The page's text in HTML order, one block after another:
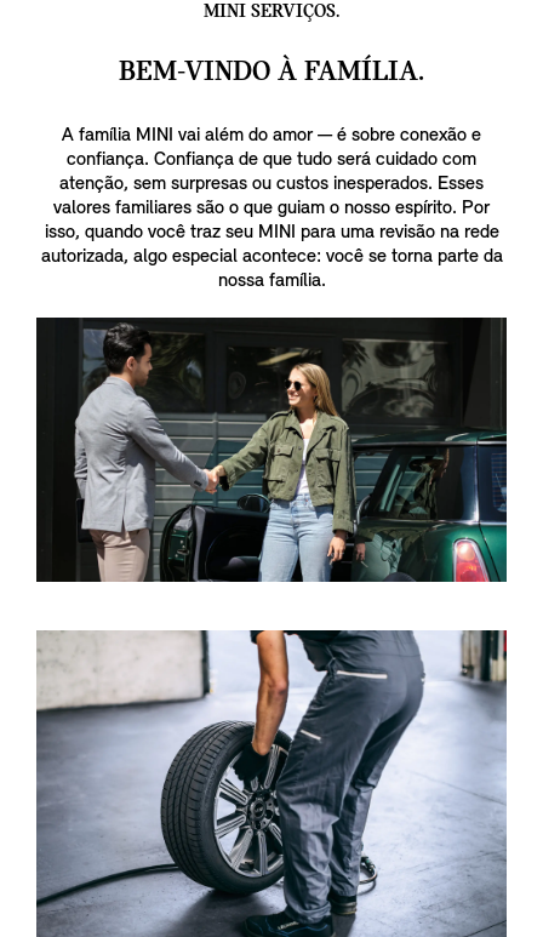
MINI SERVIÇOS.
BEM-VINDO À FAMÍLIA.
A família MINI vai além do amor — é sobre conexão e
confiança. Confiança de que tudo será cuidado com
atenção, sem surpresas ou custos inesperados. Esses
valores familiares são o que guiam o nosso espírito. Por
isso, quando você traz seu MINI para uma revisão na rede
autorizada, algo especial acontece: você se torna parte da
nossa família.